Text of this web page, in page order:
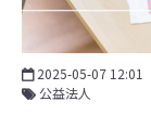
2025-05-07 12:01
公益法人